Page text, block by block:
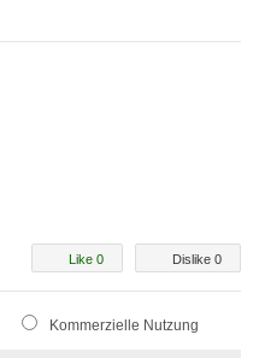
Dislike 0
Like 0
Kommerzielle Nutzung